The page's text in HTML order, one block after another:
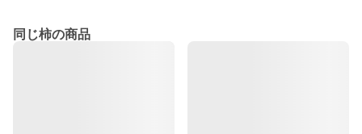
同じ柿の商品